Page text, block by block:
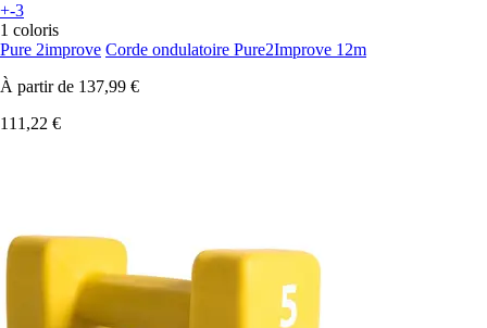
+-3
1 coloris
Pure 2improve Corde ondulatoire Pure2Improve 12m
À partir de 137,99 €
111,22 €